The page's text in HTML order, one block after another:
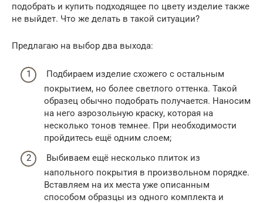
подобрать и купить подходящее по цвету изделие также
не выйдет. Что же делать в такой ситуации?
Предлагаю на выбор два выхода:
Подбираем изделие схожего с остальным
покрытием, но более светлого оттенка. Такой
образец обычно подобрать получается. Наносим
на него аэрозольную краску, которая на
несколько тонов темнее. При необходимости
пройдитесь ещё одним слоем;
Выбиваем ещё несколько плиток из
напольного покрытия в произвольном порядке.
Вставляем на их места уже описанным
способом образцы из одного комплекта и